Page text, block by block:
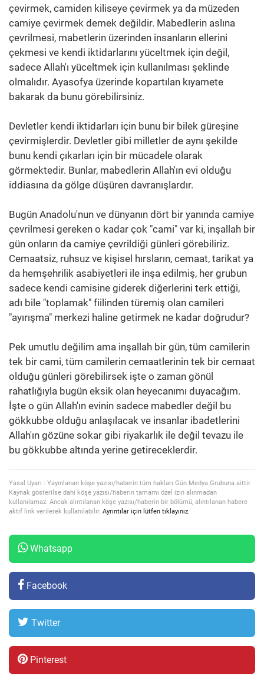
çevirmek, camiden kiliseye çevirmek ya da müzeden
camiye çevirmek demek değildir. Mabedlerin aslına
çevrilmesi, mabetlerin üzerinden insanların ellerini
çekmesi ve kendi iktidarlarını yüceltmek için değil,
sadece Allah'ı yüceltmek için kullanılması şeklinde
olmalıdır. Ayasofya üzerinde kopartılan kıyamete
bakarak da bunu görebilirsiniz.
Devletler kendi iktidarları için bunu bir bilek güreşine
çevirmişlerdir. Devletler gibi milletler de aynı şekilde
bunu kendi çıkarları için bir mücadele olarak
görmektedir. Bunlar, mabedlerin Allah'ın evi olduğu
iddiasına da gölge düşüren davranışlardır.
Bugün Anadolu'nun ve dünyanın dört bir yanında camiye
çevrilmesi gereken o kadar çok "cami" var ki, inşallah bir
gün onların da camiye çevrildiği günleri görebiliriz.
Cemaatsiz, ruhsuz ve kişisel hırsların, cemaat, tarikat ya
da hemşehrilik asabiyetleri ile inşa edilmiş, her grubun
sadece kendi camisine giderek diğerlerini terk ettiği,
adı bile "toplamak" fiilinden türemiş olan camileri
"ayırışma" merkezi haline getirmek ne kadar doğrudur?
Pek umutlu değilim ama inşallah bir gün, tüm camilerin
tek bir cami, tüm camilerin cemaatlerinin tek bir cemaat
olduğu günleri görebilirsek işte o zaman gönül
rahatlığıyla bugün eksik olan heyecanımı duyacağım.
İşte o gün Allah'ın evinin sadece mabedler değil bu
gökkubbe olduğu anlaşılacak ve insanlar ibadetlerini
Allah'ın gözüne sokar gibi riyakarlık ile değil tevazu ile
bu gökkubbe altında yerine getireceklerdir.
Yasal Uyarı : Yayınlanan köşe yazısı/haberin tüm hakları Gün Medya Grubuna aittir.
Kaynak gösterilse dahi köşe yazısı/haberin tamamı özel izin alınmadan
kullanılamaz. Ancak alıntılanan köşe yazısı/haberin bir bölümü, alıntılanan habere
aktif link verilerek kullanılabilir. Ayrıntılar için lütfen tıklayınız.
Whatsapp
Facebook
Twitter
Pinterest